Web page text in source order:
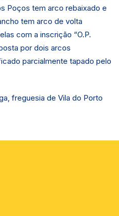
Poços tem arco rebaixado e
tem arco de volta
com a inscrição “O.P.
por dois arcos
parcialmente tapado pelo
freguesia de Vila do Porto